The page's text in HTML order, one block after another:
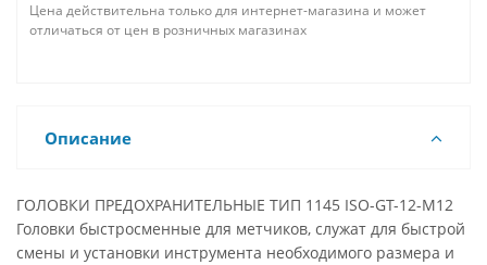
Цена действительна только для интернет-магазина и может
отличаться от цен в розничных магазинах
Описание
ГОЛОВКИ ПРЕДОХРАНИТЕЛЬНЫЕ ТИП 1145 ISO-GT-12-M12
Головки быстросменные для метчиков, служат для быстрой
смены и установки инструмента необходимого размера и